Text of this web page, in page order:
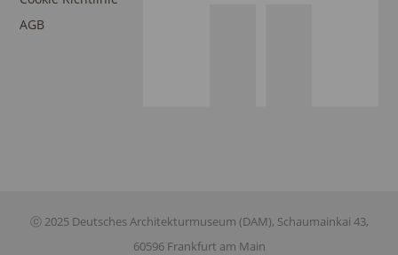
AGB
ⓒ 2025 Deutsches Architekturmuseum (DAM), Schaumainkai 43,
60596 Frankfurt am Main